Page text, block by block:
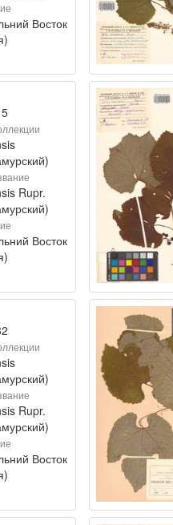
Восток
Rupr.
Восток
Rupr.
Восток